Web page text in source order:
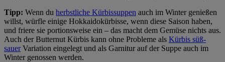
Tipp: Wenn du herbstliche Kürbissuppen auch im Winter genießen
willst, würfle einige Hokkaidokürbisse, wenn diese Saison haben,
und friere sie portionsweise ein – das macht dem Gemüse nichts aus.
Auch der Butternut Kürbis kann ohne Probleme als Kürbis süß-
sauerVariation eingelegt und als Garnitur auf der Suppe auch im
Winter genossen werden.